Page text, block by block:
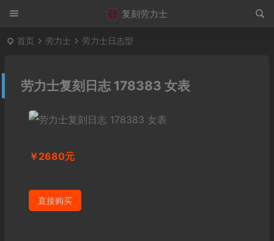
复刻劳力士
首页 劳力士 劳力士日志型
劳力士复刻日志 178383 女表
￥2680元
直接购买